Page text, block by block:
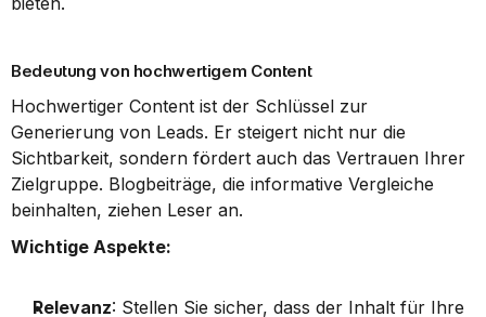
Bedeutung von hochwertigem Content
Hochwertiger Content ist der Schlüssel zur
Generierung von Leads. Er steigert nicht nur die
Sichtbarkeit, sondern fördert auch das Vertrauen Ihrer
Zielgruppe. Blogbeiträge, die informative Vergleiche
beinhalten, ziehen Leser an.
Wichtige Aspekte:
Relevanz: Stellen Sie sicher, dass der Inhalt für Ihre